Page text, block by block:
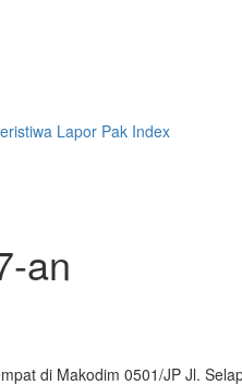
Lapor Pak Index
an
di Makodim 0501/JP Jl.